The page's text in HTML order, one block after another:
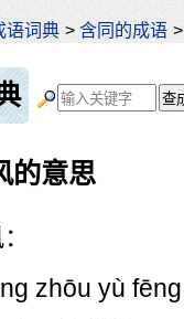
语词典 >含同的成语 >
的意思
zhōu yù fēng